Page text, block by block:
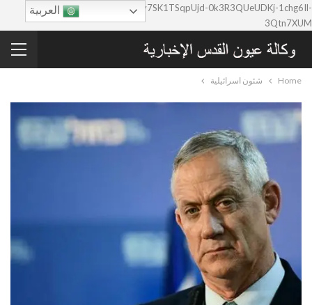
google-site-verification=0y7SK1TSqpUjd-0k3R3QUeUDKj-1chg6Il-
3Qtn7XUM
Home شئون اسرائيلية
العربية